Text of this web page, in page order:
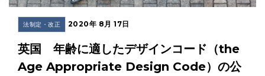
法制定・改正 2020年 8月 17日
英国 年齢に適したデザインコード（the
Age Appropriate Design Code）の公